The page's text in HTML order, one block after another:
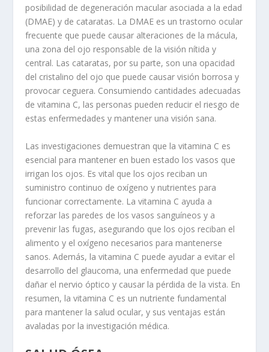
posibilidad de degeneración macular asociada a la edad
(DMAE) y de cataratas. La DMAE es un trastorno ocular
frecuente que puede causar alteraciones de la mácula,
una zona del ojo responsable de la visión nítida y
central. Las cataratas, por su parte, son una opacidad
del cristalino del ojo que puede causar visión borrosa y
provocar ceguera. Consumiendo cantidades adecuadas
de vitamina C, las personas pueden reducir el riesgo de
estas enfermedades y mantener una visión sana.
Las investigaciones demuestran que la vitamina C es
esencial para mantener en buen estado los vasos que
irrigan los ojos. Es vital que los ojos reciban un
suministro continuo de oxígeno y nutrientes para
funcionar correctamente. La vitamina C ayuda a
reforzar las paredes de los vasos sanguíneos y a
prevenir las fugas, asegurando que los ojos reciban el
alimento y el oxígeno necesarios para mantenerse
sanos. Además, la vitamina C puede ayudar a evitar el
desarrollo del glaucoma, una enfermedad que puede
dañar el nervio óptico y causar la pérdida de la vista. En
resumen, la vitamina C es un nutriente fundamental
para mantener la salud ocular, y sus ventajas están
avaladas por la investigación médica.